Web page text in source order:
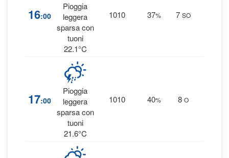
16:00
Pioggia
leggera
sparsa con
tuoni
22.1°C
1010 37% 7 SO
17:00
Pioggia
leggera
sparsa con
tuoni
21.6°C
1010 40% 8 O